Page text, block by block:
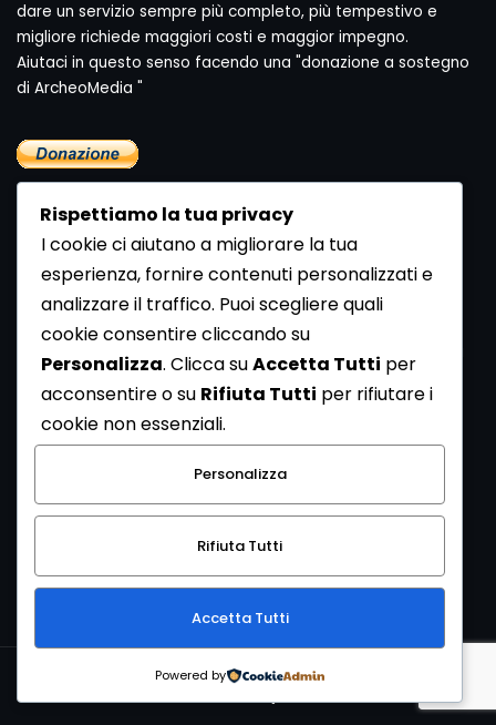
dare un servizio sempre più completo, più tempestivo e
migliore richiede maggiori costi e maggior impegno.
Aiutaci in questo senso facendo una "donazione a sostegno
di ArcheoMedia "
Newsletter
Se vuoi ricevere la Rivista gratuita di archeologia realizzata
dalla Redazione di ArcheoMedia iscriviti alla nostra
Newsletter [Clicca Qui]
Con l'invio del messaggio l'utente dichiara di aver letto
l’informativa sulla privacy e di acconsentire al trattamento
dei propri dati personali.
Copyright © 1999-2026Mediares S.c.PI 07341730013 - [
Rispettiamo la tua privacy
I cookie ci aiutano a migliorare la tua
esperienza, fornire contenuti personalizzati e
analizzare il traffico. Puoi scegliere quali
cookie consentire cliccando su
Personalizza. Clicca suAccetta Tutti per
acconsentire o su Rifiuta Tutti per rifiutare i
cookie non essenziali.
Personalizza
Rifiuta Tutti
Accetta Tutti
Powered by